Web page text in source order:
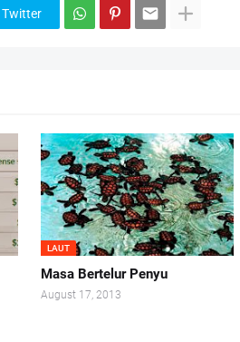
Twitter
LAUT
Masa Bertelur Penyu
August 17, 2013